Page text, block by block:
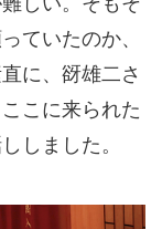
ていたのか、
に、谺雄二さ
こに来られた
しました。